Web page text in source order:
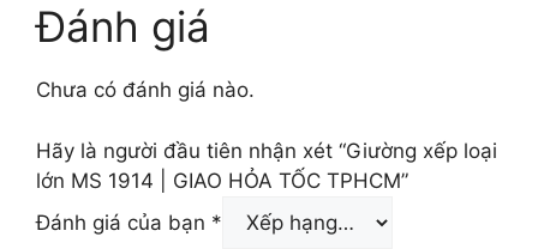
Đánh giá
Chưa có đánh giá nào.
Hãy là người đầu tiên nhận xét “Giường xếp loại
lớn MS 1914 | GIAO HỎA TỐC TPHCM”
Đánh giá của bạn *